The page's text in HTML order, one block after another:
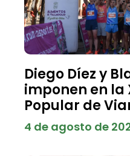
Diego Díez y
imponen en la
Popular de
4 de agosto de